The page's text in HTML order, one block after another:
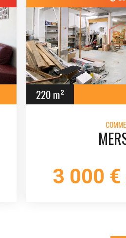
220 m²
3 000